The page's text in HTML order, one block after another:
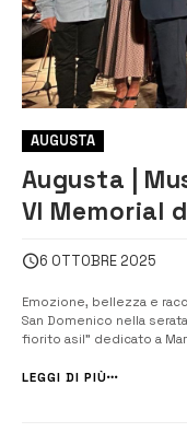
AUGUSTA
Augusta |
VI Memorial
6 OTTOBRE 2025
Emozione, bellezza e
San Domenico nella
fiorito asil” dedicato a
presente grazie
LEGGI DI PIÙ